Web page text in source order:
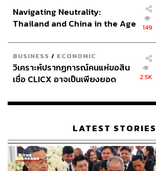
Navigating Neutrality:
Thailand and China in the Age
149
BUSINESS / ECONOMIC
วิเคราะห์ปรากฏการณ์คนแห่ขอสิน
เชื่อ CLICX อาจเป็นเพียงยอด
เรือนไทยที่ถูกซุกไว้
2.5K
LATEST STORIES